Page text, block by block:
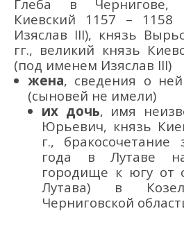
Глеба в Чернигове,
Киевский 1157 – 1158
Изяслав III), князь
гг., великий князь
(под именем Изяслав III)
жена, сведения о
(сыновей не имели)
их дочь, имя
Юрьевич, князь
г., бракосочетание
года в Лутаве
городище к югу от
Лутава) в
Черниговской